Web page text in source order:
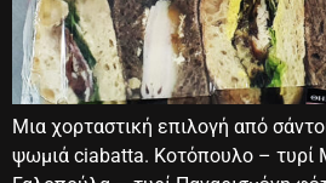
Μια χορταστική επιλογή από
ψωμιά ciabatta. Κοτόπουλο –